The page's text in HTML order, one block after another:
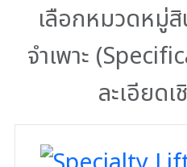
เลือกหมวดหมู่
จำเพาะ
ละเอียด